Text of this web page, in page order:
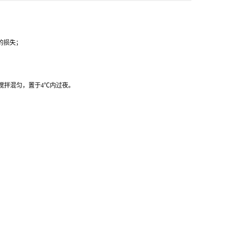
失；
拌混匀，置于4℃内过夜。